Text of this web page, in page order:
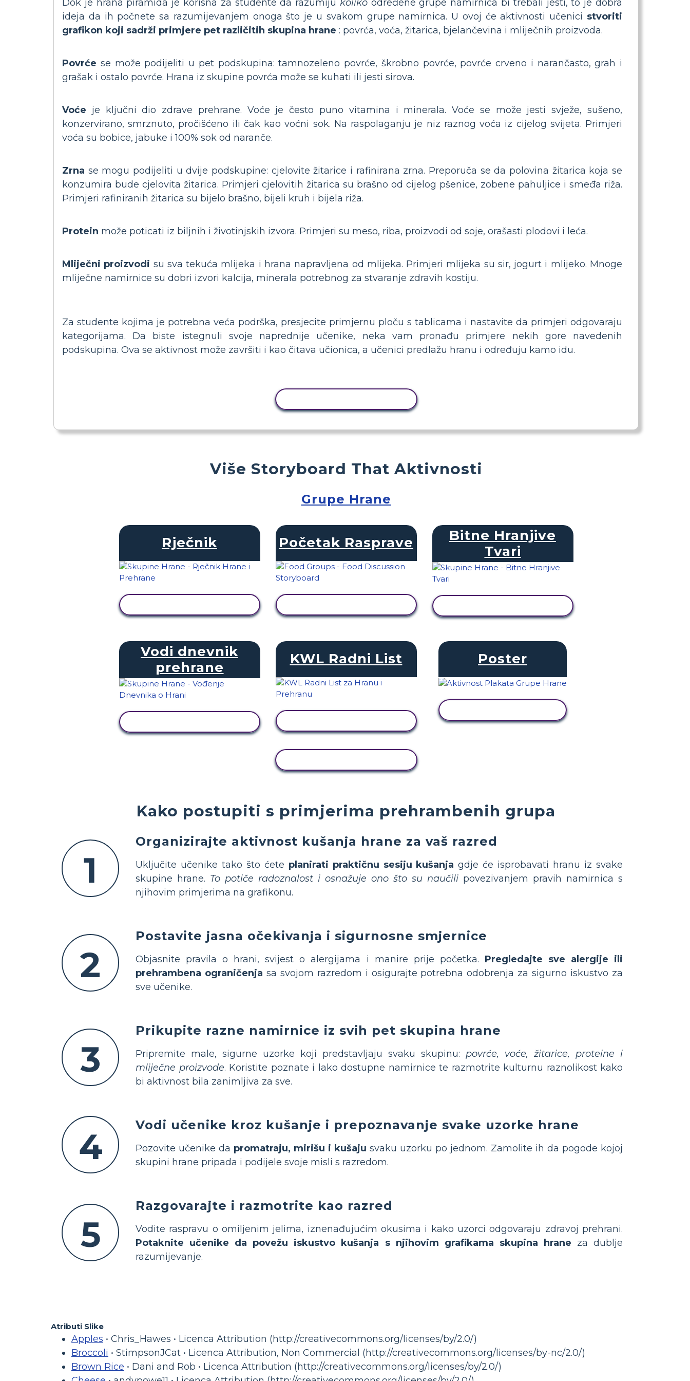
Dok je hrana piramida je korisna za studente da razumiju kolikoodređene grupe namirnica bi trebali jesti, to je dobra
ideja da ih počnete sa razumijevanjem onoga što je u svakom grupe namirnica. U ovoj će aktivnosti učenici stvoriti
grafikon koji sadrži primjere pet različitih skupina hrane : povrća, voća, žitarica, bjelančevina i mliječnih proizvoda.
Povrće se može podijeliti u pet podskupina: tamnozeleno povrće, škrobno povrće, povrće crveno i narančasto, grah i
grašak i ostalo povrće. Hrana iz skupine povrća može se kuhati ili jesti sirova.
Voće je ključni dio zdrave prehrane. Voće je često puno vitamina i minerala. Voće se može jesti svježe, sušeno,
konzervirano, smrznuto, pročišćeno ili čak kao voćni sok. Na raspolaganju je niz raznog voća iz cijelog svijeta. Primjeri
voća su bobice, jabuke i 100% sok od naranče.
Zrna se mogu podijeliti u dvije podskupine: cjelovite žitarice i rafinirana zrna. Preporuča se da polovina žitarica koja se
konzumira bude cjelovita žitarica. Primjeri cjelovitih žitarica su brašno od cijelog pšenice, zobene pahuljice i smeđa riža.
Primjeri rafiniranih žitarica su bijelo brašno, bijeli kruh i bijela riža.
Protein može poticati iz biljnih i životinjskih izvora. Primjeri su meso, riba, proizvodi od soje, orašasti plodovi i leća.
Mliječni proizvodi su sva tekuća mlijeka i hrana napravljena od mlijeka. Primjeri mlijeka su sir, jogurt i mlijeko. Mnoge
mliječne namirnice su dobri izvori kalcija, minerala potrebnog za stvaranje zdravih kostiju.
Za studente kojima je potrebna veća podrška, presjecite primjernu ploču s tablicama i nastavite da primjeri odgovaraju
kategorijama. Da biste istegnuli svoje naprednije učenike, neka vam pronađu primjere nekih gore navedenih
podskupina. Ova se aktivnost može završiti i kao čitava učionica, a učenici predlažu hranu i određuju kamo idu.
Kako postupiti s primjerima prehrambenih grupa
1
Organizirajte aktivnost kušanja hrane za vaš razred
Uključite učenike tako što ćete planirati praktičnu sesiju kušanja gdje će isprobavati hranu iz svake
skupine hrane. To potiče radoznalost i osnažuje ono što su naučili povezivanjem pravih namirnica s
njihovim primjerima na grafikonu.
2
Postavite jasna očekivanja i sigurnosne smjernice
Objasnite pravila o hrani, svijest o alergijama i manire prije početka. Pregledajte sve alergije ili
prehrambena ograničenja sa svojom razredom i osigurajte potrebna odobrenja za sigurno iskustvo za
sve učenike.
3
Prikupite razne namirnice iz svih pet skupina hrane
Pripremite male, sigurne uzorke koji predstavljaju svaku skupinu: povrće, voće, žitarice, proteine i
mliječne proizvode. Koristite poznate i lako dostupne namirnice te razmotrite kulturnu raznolikost kako
bi aktivnost bila zanimljiva za sve.
4
Vodi učenike kroz kušanje i prepoznavanje svake uzorke hrane
Pozovite učenike da promatraju, mirišu i kušaju svaku uzorku po jednom. Zamolite ih da pogode kojoj
skupini hrane pripada i podijele svoje misli s razredom.
5
Razgovarajte i razmotrite kao razred
Vodite raspravu o omiljenim jelima, iznenađujućim okusima i kako uzorci odgovaraju zdravoj prehrani.
Potaknite učenike da povežu iskustvo kušanja s njihovim grafikama skupina hrane za dublje
razumijevanje.
Više Storyboard That Aktivnosti
Grupe Hrane
Rječnik Početak Rasprave
Bitne Hranjive
Tvari
Vodi dnevnik
prehrane
KWL Radni List Poster
Atributi Slike
Apples • Chris_Hawes • Licenca Attribution (http://creativecommons.org/licenses/by/2.0/)
Broccoli • StimpsonJCat • Licenca Attribution, Non Commercial (http://creativecommons.org/licenses/by-nc/2.0/)
Brown Rice • Dani and Rob • Licenca Attribution (http://creativecommons.org/licenses/by/2.0/)